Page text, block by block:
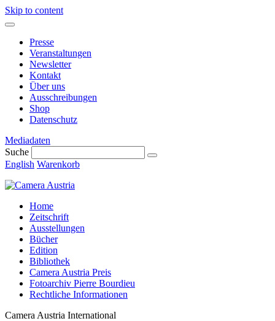
Skip to content
Presse
Veranstaltungen
Newsletter
Kontakt
Über uns
Ausschreibungen
Shop
Datenschutz
Mediadaten
Suche
English Warenkorb
Home
Zeitschrift
Ausstellungen
Bücher
Edition
Bibliothek
Camera Austria Preis
Fotoarchiv Pierre Bourdieu
Rechtliche Informationen
Camera Austria International